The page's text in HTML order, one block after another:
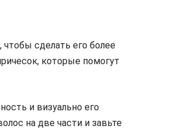
чтобы сделать его более
которые помогут
и визуально его
на две части и завьте